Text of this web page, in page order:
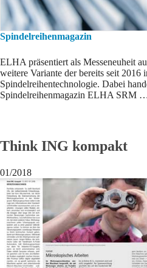
Spindelreihenmagazin
ELHA präsentiert als Messeneuheit
weitere Variante der bereits seit 2016
Spindel­reihen­technologie. Dabei
Spindel­reihen­magazin ELHA SRM
Think ING kompakt
01/2018